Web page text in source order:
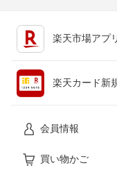
楽天市場アプ
楽天カード新
会員情報
買い物かご